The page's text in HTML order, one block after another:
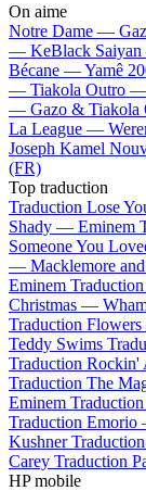
On aime
Notre Dame —
— KeBlack
Bécane —Yamê
— Tiakola Outro —
— Gazo & Tiakola
La League —
Joseph Kamel
(FR)
Top traduction
Traduction Lose
Shady — Eminem
Someone You
— Macklemore
Eminem
Christmas —
Traduction
Teddy Swims
Traduction
Traduction The
Eminem
Traduction
Kushner
Carey Traduction
HP mobile